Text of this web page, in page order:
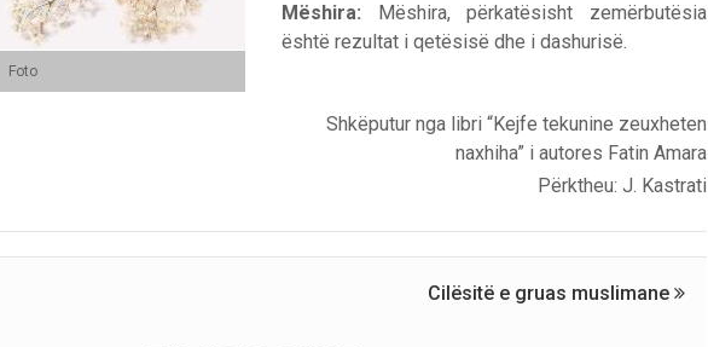
Foto
Mëshira: Mëshira, përkatësisht zemërbutësia
është rezultat i qetësisë dhe i dashurisë.
Shkëputur nga libri “Kejfe tekunine zeuxheten
naxhiha” i autores Fatin Amara
Përktheu: J. Kastrati
Cilësitë e gruas muslimane